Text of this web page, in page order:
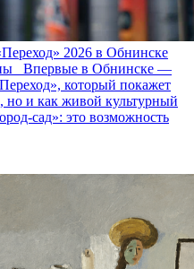
2026 в Обнинске
Впервые в Обнинске —
который покажет
но и как живой культурный
это возможность